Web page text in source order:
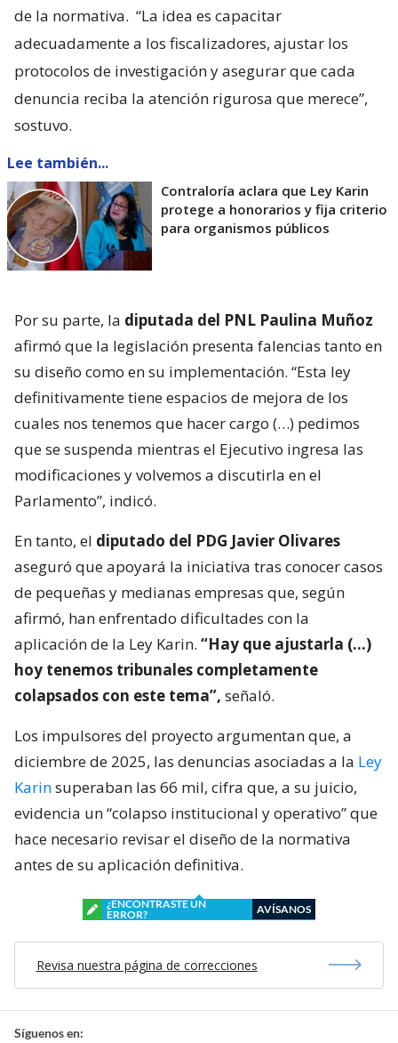
de la normativa. “La idea es capacitar
adecuadamente a los fiscalizadores, ajustar los
protocolos de investigación y asegurar que cada
denuncia reciba la atención rigurosa que merece”,
sostuvo.
Lee también...
Contraloría aclara que Ley Karin
protege a honorarios y fija criterio
para organismos públicos
Por su parte, la diputada del PNL Paulina Muñoz
afirmó que la legislación presenta falencias tanto en
su diseño como en su implementación. “Esta ley
definitivamente tiene espacios de mejora de los
cuales nos tenemos que hacer cargo (…) pedimos
que se suspenda mientras el Ejecutivo ingresa las
modificaciones y volvemos a discutirla en el
Parlamento”, indicó.
En tanto, el diputado del PDG Javier Olivares
aseguró que apoyará la iniciativa tras conocer casos
de pequeñas y medianas empresas que, según
afirmó, han enfrentado dificultades con la
aplicación de la Ley Karin. “Hay que ajustarla (…)
hoy tenemos tribunales completamente
colapsados con este tema”, señaló.
Los impulsores del proyecto argumentan que, a
diciembre de 2025, las denuncias asociadas a la Ley
Karinsuperaban las 66 mil, cifra que, a su juicio,
evidencia un “colapso institucional y operativo” que
hace necesario revisar el diseño de la normativa
antes de su aplicación definitiva.
¿ENCONTRASTE UN
ERROR?
AVÍSANOS
Revisa nuestra página de correcciones
Síguenos en: